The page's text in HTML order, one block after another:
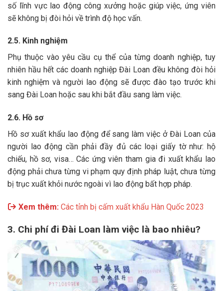
số lĩnh vực lao động công xưởng hoặc giúp việc, ứng viên
sẽ không bị đòi hỏi về trình độ học vấn.
2.5. Kinh nghiệm
Phụ thuộc vào yêu cầu cụ thể của từng doanh nghiệp, tuy
nhiên hầu hết các doanh nghiệp Đài Loan đều không đòi hỏi
kinh nghiệm và người lao động sẽ được đào tạo trước khi
sang Đài Loan hoặc sau khi bắt đầu sang làm việc.
2.6. Hồ sơ
Hồ sơ xuất khẩu lao động để sang làm việc ở Đài Loan của
người lao động cần phải đầy đủ các loại giấy tờ như: hộ
chiếu, hồ sơ, visa… Các ứng viên tham gia đi xuất khẩu lao
động phải chưa từng vi phạm quy định pháp luật, chưa từng
bị trục xuất khỏi nước ngoài vì lao động bất hợp pháp.
Xem thêm: Các tỉnh bị cấm xuất khẩu Hàn Quốc 2023
3. Chi phí đi Đài Loan làm việc là bao nhiêu?